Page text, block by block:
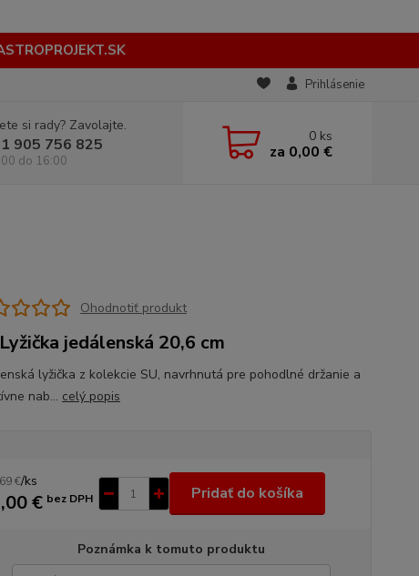
Prihlásenie
si rady? Zavolajte.
905 756 825
do 16:00
0 ks
za 0,00 €
Ohodnotiť produkt
jedálenská 20,6 cm
lyžička z kolekcie SU, navrhnutá pre pohodlné držanie a
nab... celý popis
€/ks
€ bez DPH Pridať do košíka
Poznámka k tomuto produktu